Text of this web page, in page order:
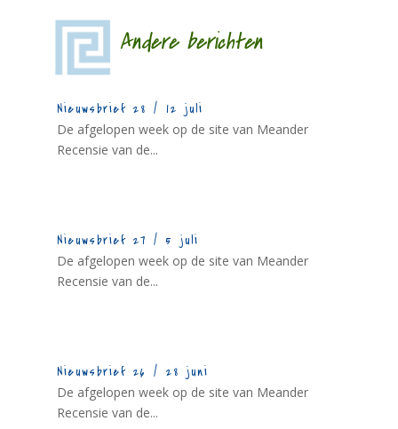
Andere berichten
Nieuwsbrief 28 / 12 juli
De afgelopen week op de site van Meander
Recensie van de...
Nieuwsbrief 27 / 5 juli
De afgelopen week op de site van Meander
Recensie van de...
Nieuwsbrief 26 / 28 juni
De afgelopen week op de site van Meander
Recensie van de...